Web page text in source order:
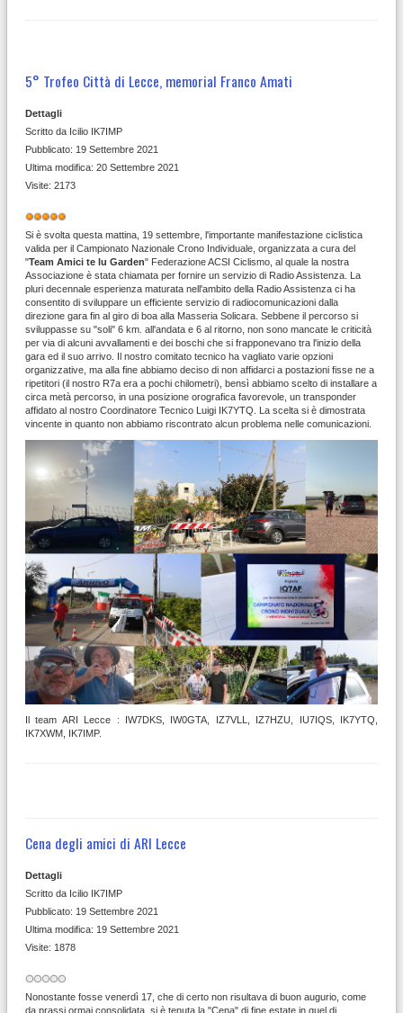
5° Trofeo Città di Lecce, memorial Franco Amati
Dettagli
Scritto da Icilio IK7IMP
Pubblicato: 19 Settembre 2021
Ultima modifica: 20 Settembre 2021
Visite: 2173
Valutazione
attuale: 5
Si è svolta questa mattina, 19 settembre, l'importante manifestazione ciclistica
valida per il Campionato Nazionale Crono Individuale, organizzata a cura del
"Team Amici te lu Garden" Federazione ACSI Ciclismo, al quale la nostra
Associazione è stata chiamata per fornire un servizio di Radio Assistenza. La
pluri decennale esperienza maturata nell'ambito della Radio Assistenza ci ha
consentito di sviluppare un efficiente servizio di radiocomunicazioni dalla
direzione gara fin al giro di boa alla Masseria Solicara. Sebbene il percorso si
sviluppasse su "soli" 6 km. all'andata e 6 al ritorno, non sono mancate le criticità
per via di alcuni avvallamenti e dei boschi che si frapponevano tra l'inizio della
gara ed il suo arrivo. Il nostro comitato tecnico ha vagliato varie opzioni
organizzative, ma alla fine abbiamo deciso di non affidarci a postazioni fisse ne a
ripetitori (il nostro R7a era a pochi chilometri), bensì abbiamo scelto di installare a
circa metà percorso, in una posizione orografica favorevole, un transponder
affidato al nostro Coordinatore Tecnico Luigi IK7YTQ. La scelta si è dimostrata
vincente in quanto non abbiamo riscontrato alcun problema nelle comunicazioni.
Il team ARI Lecce : IW7DKS, IW0GTA, IZ7VLL, IZ7HZU, IU7IQS, IK7YTQ,
IK7XWM, IK7IMP.
Cena degli amici di ARI Lecce
Dettagli
Scritto da Icilio IK7IMP
Pubblicato: 19 Settembre 2021
Ultima modifica: 19 Settembre 2021
Visite: 1878
Nonostante fosse venerdì 17, che di certo non risultava di buon augurio, come
da prassi ormai consolidata, si è tenuta la "Cena" di fine estate in quel di